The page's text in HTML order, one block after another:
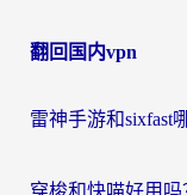
导
翻回国内vpn